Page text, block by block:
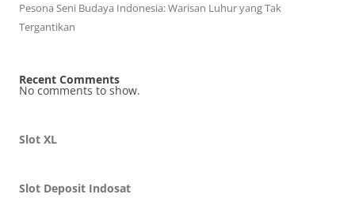
Pesona Seni Budaya Indonesia: Warisan Luhur yang Tak
Tergantikan
Recent Comments
No comments to show.
Slot XL
Slot Deposit Indosat